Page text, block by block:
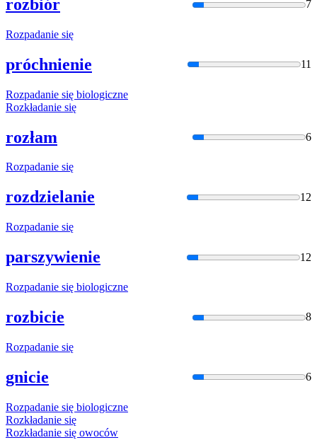
rozbiór 7
Rozpadanie się
próchnienie 11
Rozpadanie się biologiczne
Rozkładanie się
rozłam 6
Rozpadanie się
rozdzielanie 12
Rozpadanie się
parszywienie 12
Rozpadanie się biologiczne
rozbicie 8
Rozpadanie się
gnicie 6
Rozpadanie się biologiczne
Rozkładanie się
Rozkładanie się owoców